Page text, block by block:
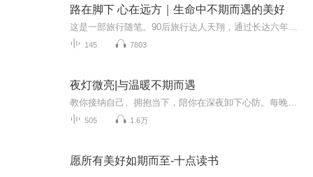
路在脚下 心在远方｜生命中不期而遇的美好
145 7803
夜灯微亮|与温暖不期而遇
505 1.6万
愿所有美好如期而至-十点读书